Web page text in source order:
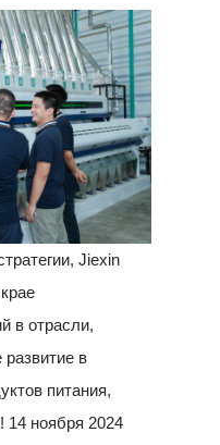
Jiexin
в отрасли,
развитие в
питания,
14 ноября 2024